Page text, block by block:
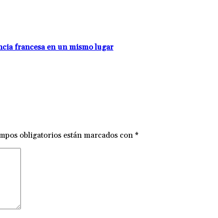
francesa en un mismo lugar
obligatorios están marcados con *